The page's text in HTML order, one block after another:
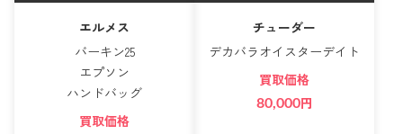
エルメス
バーキン25
エプソン
ハンドバッグ
買取価格
チューダー
デカバラオイスターデイト
買取価格
80,000円